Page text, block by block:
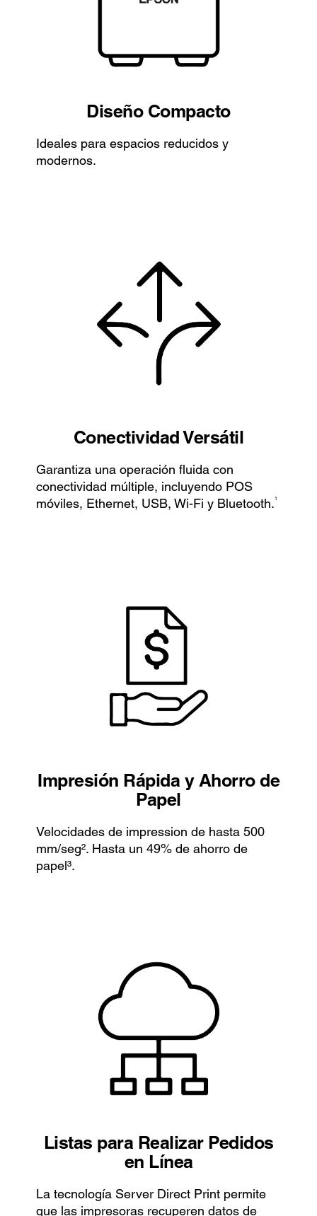
Diseño Compacto
Ideales para espacios reducidos y
modernos.
Conectividad Versátil
Garantiza una operación fluida con
conectividad múltiple, incluyendo POS
móviles, Ethernet, USB, Wi-Fi y Bluetooth.1
Impresión Rápida y Ahorro de
Papel
Velocidades de impression de hasta 500
mm/seg². Hasta un 49% de ahorro de
papel³.
Listas para Realizar Pedidos
en Línea
La tecnología Server Direct Print permite
que las impresoras recuperen datos de